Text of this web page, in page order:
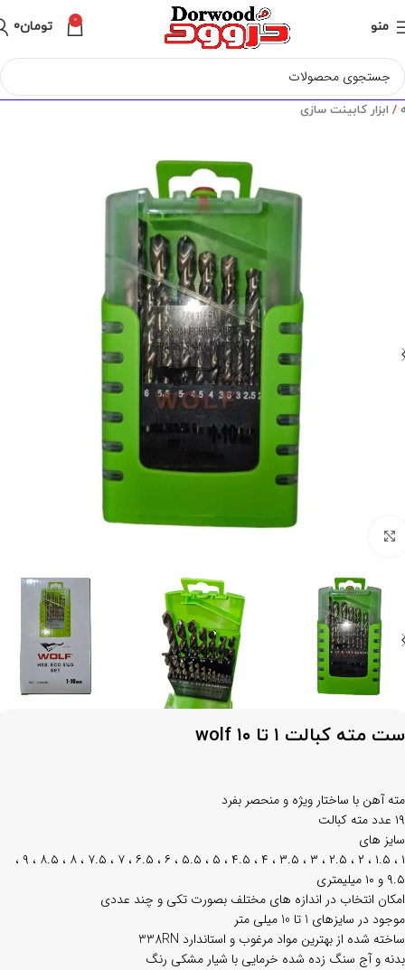
منو 0 تومان0
ابزار کابینت سازی
ست مته کبالت ۱ تا ۱۰ wolf
مته آهن با ساختار ویژه و منحصر بفرد
۱۹ عدد مته کبالت
سایز های
۱ ، ۱.۵ ، ۲ ، ۲.۵ ، ۳ ، ۳.۵ ، ۴ ، ۴.۵ ، ۵ ، ۵.۵ ، ۶ ، ۶.۵ ، ۷ ، ۷.۵ ، ۸ ، ۸.۵ ، ۹ ،
۹.۵ و ۱۰ میلیمتری
امکان انتخاب در اندازه های مختلف بصورت تکی و چند عددی
موجود در سایزهای 1 تا 10 میلی متر
ساخته شده از بهترین مواد مرغوب و استاندارد 338RN
بدنه و آج سنگ زده شده خرمایی با شیار مشکی رنگ